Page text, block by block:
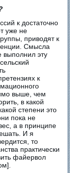
к достаточно
уже не
приводят к
Смысла
выполнил эту
к
выше, чем
в какой
степени это
пока не
а в принципе
И я
то
практически
файервол